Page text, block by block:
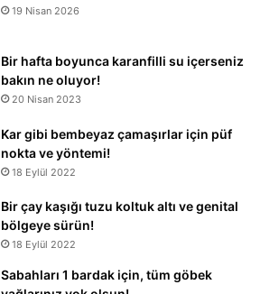
19 Nisan 2026
Bir hafta boyunca karanfilli su içerseniz
bakın ne oluyor!
20 Nisan 2023
Kar gibi bembeyaz çamaşırlar için püf
nokta ve yöntemi!
18 Eylül 2022
Bir çay kaşığı tuzu koltuk altı ve genital
bölgeye sürün!
18 Eylül 2022
Sabahları 1 bardak için, tüm göbek